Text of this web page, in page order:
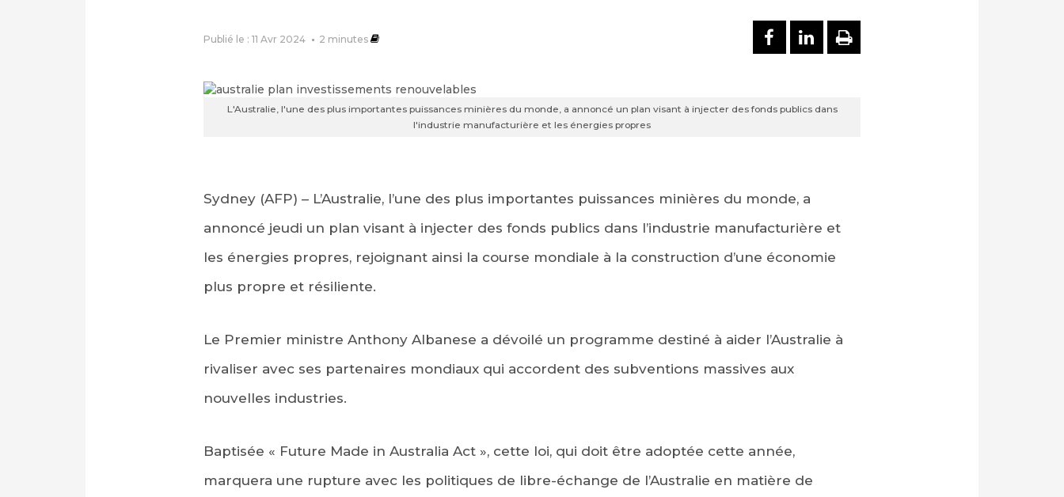
Publié le : 11 Avr 2024 2 minutes PARTAGER SUR FACEBOOK
PARTAGER SUR
IMPRIMER
L'Australie, l'une des plus importantes puissances minières du monde, a annoncé un plan visant à injecter des fonds publics dans
l'industrie manufacturière et les énergies propres
Sydney (AFP) – L’Australie, l’une des plus importantes puissances minières du monde, a
annoncé jeudi un plan visant à injecter des fonds publics dans l’industrie manufacturière et
les énergies propres, rejoignant ainsi la course mondiale à la construction d’une économie
plus propre et résiliente.
Le Premier ministre Anthony Albanese a dévoilé un programme destiné à aider l’Australie à
rivaliser avec ses partenaires mondiaux qui accordent des subventions massives aux
nouvelles industries.
Baptisée « Future Made in Australia Act », cette loi, qui doit être adoptée cette année,
marquera une rupture avec les politiques de libre-échange de l’Australie en matière de